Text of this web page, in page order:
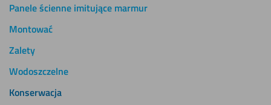
Panele ścienne imitujące marmur
Montować
Zalety
Wodoszczelne
Konserwacja